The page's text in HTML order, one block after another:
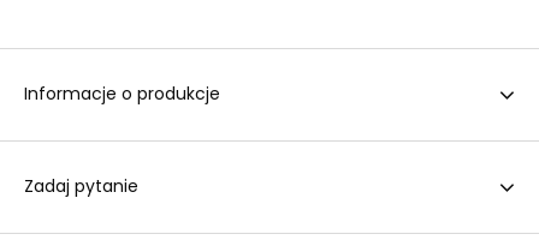
Informacje o produkcje
Zadaj pytanie